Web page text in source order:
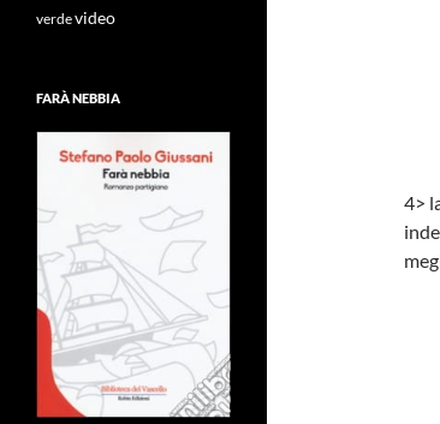
4>
verdevideo
FARÀ NEBBIA